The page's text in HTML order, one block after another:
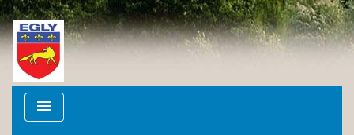
menu